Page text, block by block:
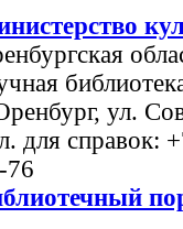
ул.
для справок:
76